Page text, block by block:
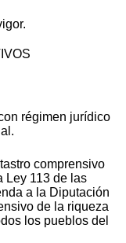
régimen jurídico
comprensivo
Ley 113 de las
a la Diputación
de la riqueza
los pueblos del